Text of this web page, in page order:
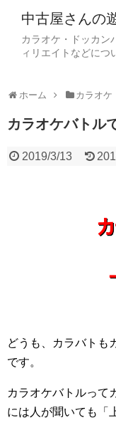
中古屋さんの
カラオケ・ドッカン
ィリエイトなどにつ
ホーム カラオケ
カラオケバトル
2019/3/13
どうも、カラバトも
です。
カラオケバトルって
には人が聞いても「